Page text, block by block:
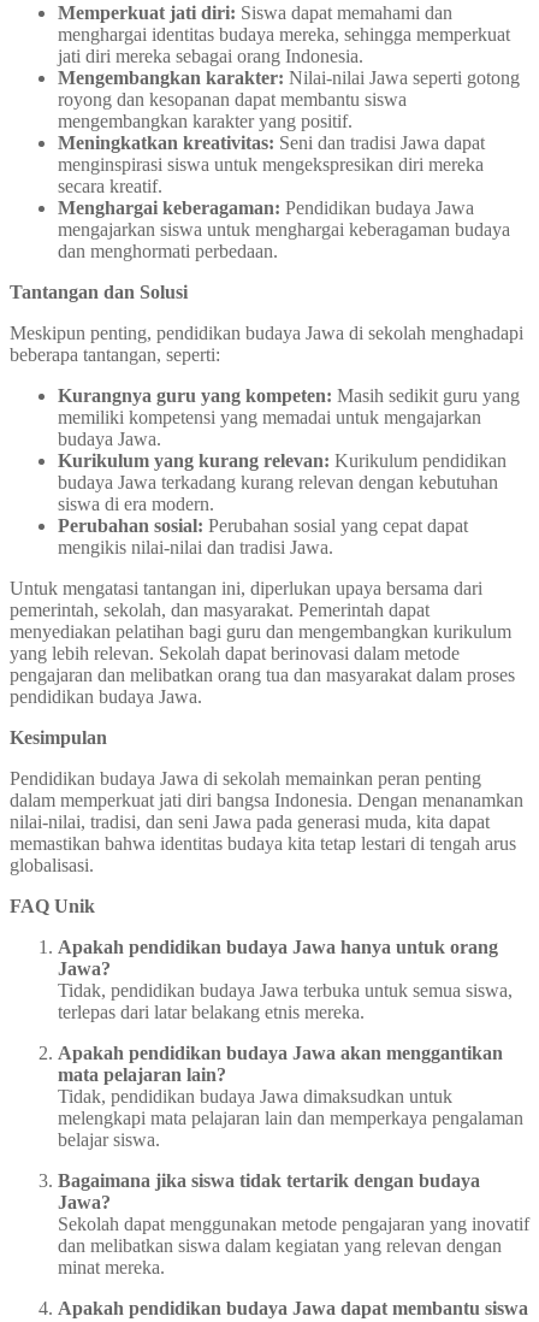
Memperkuat jati diri: Siswa dapat memahami dan
menghargai identitas budaya mereka, sehingga memperkuat
jati diri mereka sebagai orang Indonesia.
Mengembangkan karakter: Nilai-nilai Jawa seperti gotong
royong dan kesopanan dapat membantu siswa
mengembangkan karakter yang positif.
Meningkatkan kreativitas: Seni dan tradisi Jawa dapat
menginspirasi siswa untuk mengekspresikan diri mereka
secara kreatif.
Menghargai keberagaman: Pendidikan budaya Jawa
mengajarkan siswa untuk menghargai keberagaman budaya
dan menghormati perbedaan.
Tantangan dan Solusi
Meskipun penting, pendidikan budaya Jawa di sekolah menghadapi
beberapa tantangan, seperti:
Kurangnya guru yang kompeten: Masih sedikit guru yang
memiliki kompetensi yang memadai untuk mengajarkan
budaya Jawa.
Kurikulum yang kurang relevan: Kurikulum pendidikan
budaya Jawa terkadang kurang relevan dengan kebutuhan
siswa di era modern.
Perubahan sosial: Perubahan sosial yang cepat dapat
mengikis nilai-nilai dan tradisi Jawa.
Untuk mengatasi tantangan ini, diperlukan upaya bersama dari
pemerintah, sekolah, dan masyarakat. Pemerintah dapat
menyediakan pelatihan bagi guru dan mengembangkan kurikulum
yang lebih relevan. Sekolah dapat berinovasi dalam metode
pengajaran dan melibatkan orang tua dan masyarakat dalam proses
pendidikan budaya Jawa.
Kesimpulan
Pendidikan budaya Jawa di sekolah memainkan peran penting
dalam memperkuat jati diri bangsa Indonesia. Dengan menanamkan
nilai-nilai, tradisi, dan seni Jawa pada generasi muda, kita dapat
memastikan bahwa identitas budaya kita tetap lestari di tengah arus
globalisasi.
FAQ Unik
Apakah pendidikan budaya Jawa hanya untuk orang
Jawa?
Tidak, pendidikan budaya Jawa terbuka untuk semua siswa,
terlepas dari latar belakang etnis mereka.
Apakah pendidikan budaya Jawa akan menggantikan
mata pelajaran lain?
Tidak, pendidikan budaya Jawa dimaksudkan untuk
melengkapi mata pelajaran lain dan memperkaya pengalaman
belajar siswa.
Bagaimana jika siswa tidak tertarik dengan budaya
Jawa?
Sekolah dapat menggunakan metode pengajaran yang inovatif
dan melibatkan siswa dalam kegiatan yang relevan dengan
minat mereka.
Apakah pendidikan budaya Jawa dapat membantu siswa